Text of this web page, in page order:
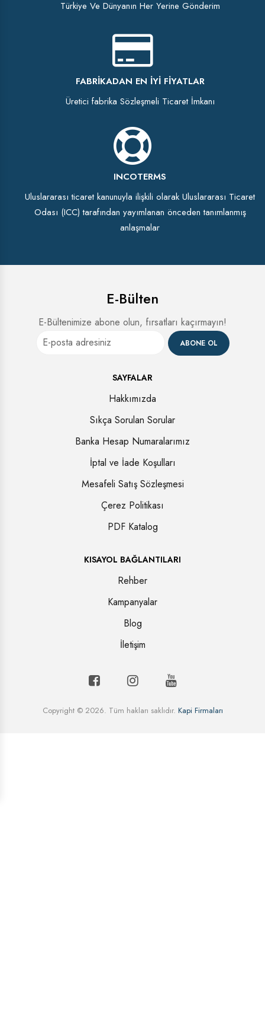
Türkiye Ve Dünyanın Her Yerine Gönderim
FABRIKADAN EN İYI FIYATLAR
Üretici fabrika Sözleşmeli Ticaret İmkanı
INCOTERMS
Uluslararası ticaret kanunuyla ilişkili olarak Uluslararası Ticaret
Odası (ICC) tarafından yayımlanan önceden tanımlanmış
anlaşmalar
E-Bülten
E-Bültenimize abone olun, fırsatları kaçırmayın!
ABONE OL
SAYFALAR
Hakkımızda
Sıkça Sorulan Sorular
Banka Hesap Numaralarımız
İptal ve İade Koşulları
Mesafeli Satış Sözleşmesi
Çerez Politikası
PDF Katalog
KISAYOL BAĞLANTILARI
Rehber
Kampanyalar
Blog
İletişim
Copyright © 2026. Tüm hakları saklıdır. Kapi Firmaları